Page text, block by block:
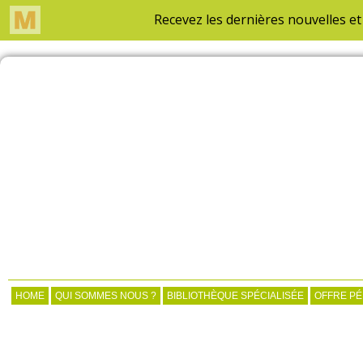
HOME QUI SOMMES NOUS ? BIBLIOTHÈQUE SPÉCIALISÉE OFFRE